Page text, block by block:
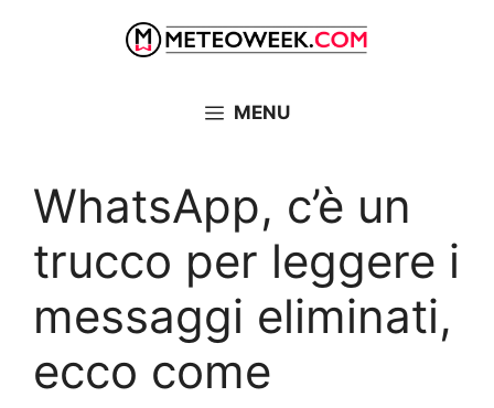
MENU
WhatsApp, c’è un
trucco per leggere i
messaggi eliminati,
ecco come